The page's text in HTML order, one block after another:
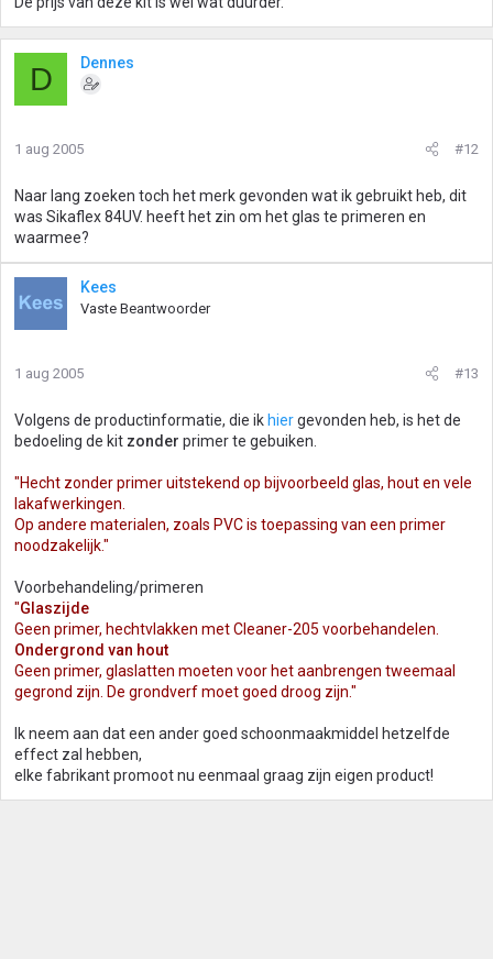
D Dennes
1 aug 2005 #12
Naar lang zoeken toch het merk gevonden wat ik gebruikt heb, dit
was Sikaflex 84UV. heeft het zin om het glas te primeren en
waarmee?
Kees
Vaste Beantwoorder
1 aug 2005 #13
Volgens de productinformatie, die ik hiergevonden heb, is het de
bedoeling de kit zonder primer te gebuiken.
"Hecht zonder primer uitstekend op bijvoorbeeld glas, hout en vele
lakafwerkingen.
Op andere materialen, zoals PVC is toepassing van een primer
noodzakelijk."
Voorbehandeling/primeren
"Glaszijde
Geen primer, hechtvlakken met Cleaner-205 voorbehandelen.
Ondergrond van hout
Geen primer, glaslatten moeten voor het aanbrengen tweemaal
gegrond zijn. De grondverf moet goed droog zijn."
Ik neem aan dat een ander goed schoonmaakmiddel hetzelfde
effect zal hebben,
elke fabrikant promoot nu eenmaal graag zijn eigen product!